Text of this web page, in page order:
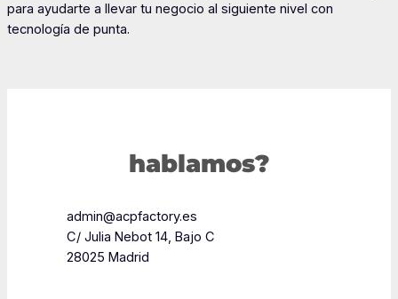
para ayudarte a llevar tu negocio al siguiente nivel con
tecnología de punta.
hablamos?
admin@acpfactory.es
C/ Julia Nebot 14, Bajo C
28025 Madrid